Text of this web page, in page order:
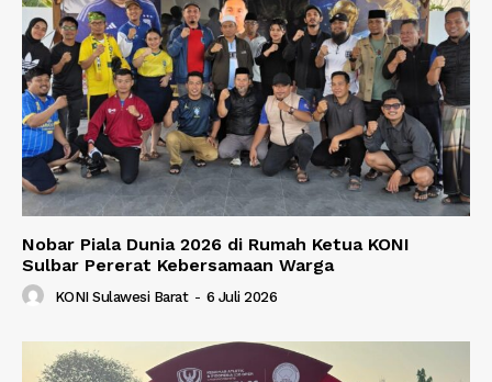
Nobar Piala Dunia 2026 di Rumah Ketua KONI
Sulbar Pererat Kebersamaan Warga
KONI Sulawesi Barat - 6 Juli 2026